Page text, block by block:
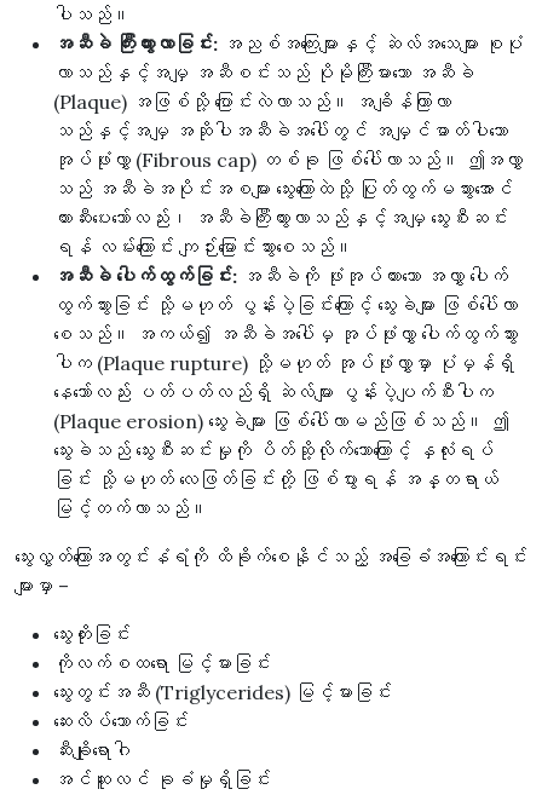
ပါသည်။
အဆီခဲ ကြီးထွားလာခြင်း: အညစ်အကြေးများနှင့် ဆဲလ်အသေများ စုပုံ
လာသည်နှင့်အမျှ အဆီစင်းသည် ပိုမိုကြီးမားသော အဆီခဲ
(Plaque) အဖြစ်သို့ ပြောင်းလဲလာသည်။ အချိန်ကြာလာ
သည်နှင့်အမျှ အဆိုပါအဆီခဲအပေါ်တွင် အမျှင်ဓာတ်ပါသော
အုပ်ဖုံးလွှာ (Fibrous cap) တစ်ခု ဖြစ်ပေါ်လာသည်။ ဤအလွှာ
သည် အဆီခဲအပိုင်းအစများ သွေးကြောထဲသို့ ပြုတ်ထွက်မသွားအောင်
တားဆီးပေးသော်လည်း၊ အဆီခဲကြီးထွားလာသည်နှင့်အမျှ သွေးစီးဆင်း
ရန် လမ်းကြောင်း ကျဉ်းမြောင်းသွားစေသည်။
အဆီခဲ ပေါက်ထွက်ခြင်း: အဆီခဲကို ဖုံးအုပ်ထားသော အလွှာ ပေါက်
ထွက်သွားခြင်း သို့မဟုတ် ပွန်းပဲ့ခြင်းကြောင့် သွေးခဲများ ဖြစ်ပေါ်လာ
စေသည်။ အကယ်၍ အဆီခဲအပေါ်မှ အုပ်ဖုံးလွှာ ပေါက်ထွက်သွား
ပါက (Plaque rupture) သို့မဟုတ် အုပ်ဖုံးလွှာမှာ ပုံမှန်ရှိ
နေသော်လည်း ပတ်ပတ်လည်ရှိ ဆဲလ်များ ပွန်းပဲ့ပျက်စီးပါက
(Plaque erosion) သွေးခဲများ ဖြစ်ပေါ်လာမည်ဖြစ်သည်။ ဤ
သွေးခဲသည် သွေးစီးဆင်းမှုကို ပိတ်ဆို့လိုက်သောကြောင့် နှလုံးရပ်
ခြင်း သို့မဟုတ် လေဖြတ်ခြင်းတို့ ဖြစ်ပွားရန် အန္တရာယ်
မြင့်တက်လာသည်။
သွေးလွှတ်ကြောအတွင်းနံရံကို ထိခိုက်စေနိုင်သည့် အခြေခံအကြောင်းရင်း
များမှာ –
သွေးတိုးခြင်း
ကိုလက်စထရော မြင့်မားခြင်း
သွေးတွင်းအဆီ (Triglycerides) မြင့်မားခြင်း
ဆေးလိပ်သောက်ခြင်း
ဆီးချိုရောဂါ
အင်ဆူလင် ခုခံမှုရှိခြင်း